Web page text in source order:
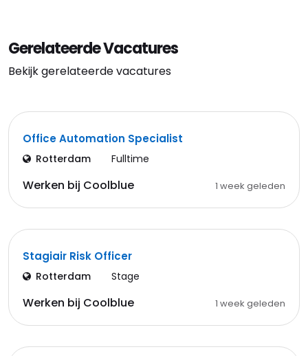
Gerelateerde Vacatures
Bekijk gerelateerde vacatures
Office Automation Specialist
Rotterdam Fulltime
Werken bij Coolblue 1 week geleden
Stagiair Risk Officer
Rotterdam Stage
Werken bij Coolblue 1 week geleden